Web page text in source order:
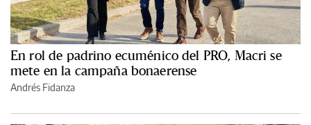
En rol de padrino ecuménico del PRO, Macri se
mete en la campaña bonaerense
Andrés Fidanza